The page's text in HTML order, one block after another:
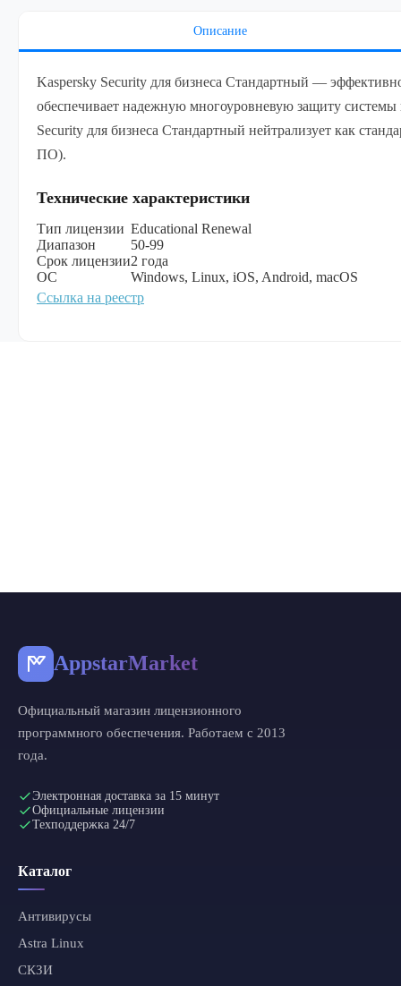
Описание
Kaspersky Security для бизнеса Cтандартный —
обеспечивает надежную многоуровневую защиту
Security для бизнеса Cтандартный нейтрализует как
ПО).
Технические характеристики
Тип лицензии Educational Renewal
Диапазон
50-99
Срок лицензии2 года
ОС
Windows, Linux, iOS, Android, macOS
Ссылка на реестр
AppstarMarket
Официальный магазин лицензионного
программного обеспечения. Работаем с 2013
года.
Электронная доставка за 15 минут
Официальные лицензии
Техподдержка 24/7
Каталог
Антивирусы
Astra Linux
СКЗИ